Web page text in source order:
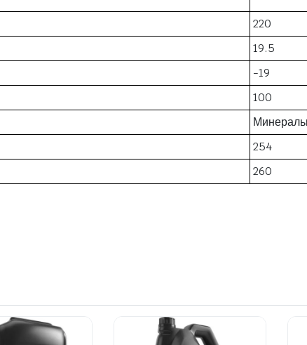
220
19.5
-19
100
254
260